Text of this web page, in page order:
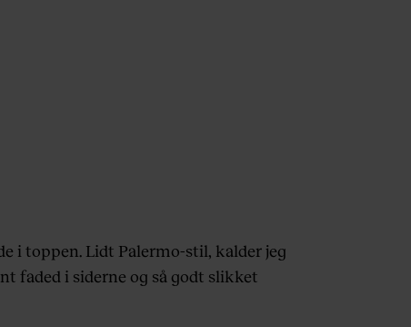
i toppen. Lidt Palermo-stil, kalder jeg
faded i siderne og så godt slikket